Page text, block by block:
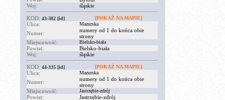
Woj:
śląskie
KOD: 43-382 [id] [POKAŻ NA MAPIE]
Ulica: Mazurska
Numer:
numery od 1 do końca obie
strony
Miejscowość:
Bielsko-biała
Powiat:
Bielsko-biała
Woj:
śląskie
KOD: 44-335 [id] [POKAŻ NA MAPIE]
Ulica: Mazurska
Numer:
numery od 1 do końca obie
strony
Miejscowość:
Jastrzębie-zdrój
Powiat:
Jastrzębie-zdrój